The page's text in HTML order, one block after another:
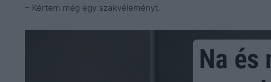
– Kértem még egy szakvéleményt.